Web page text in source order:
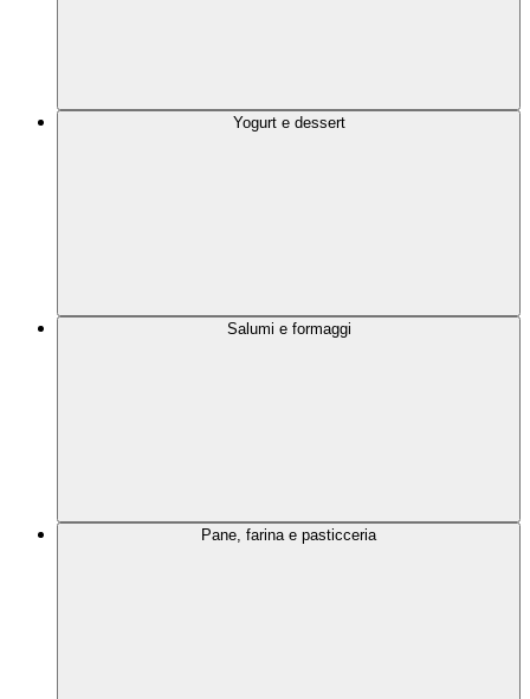
Yogurt e dessert
Salumi e formaggi
Pane, farina e pasticceria